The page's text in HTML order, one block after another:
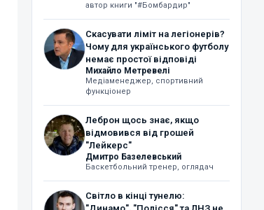
автор книги "#Бомбардир"
Скасувати ліміт на легіонерів?
Чому для українського футболу
немає простої відповіді
Михайло Метревелі
Медіаменеджер, спортивний
функціонер
Леброн щось знає, якщо
відмовився від грошей
"Лейкерс"
Дмитро Базелевський
Баскетбольний тренер, оглядач
Світло в кінці тунелю: